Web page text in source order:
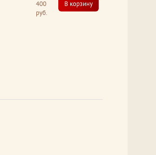
400
руб.
В корзину